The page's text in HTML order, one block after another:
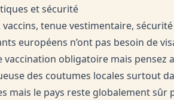
et sécurité
vaccins, tenue vestimentaire,
européens n’ont pas besoin de
vaccination obligatoire mais pensez
des coutumes locales surtout
mais le pays reste globalement sûr